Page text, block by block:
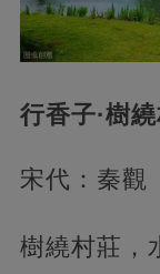
行香子·樹
宋代：秦觀
樹繞村莊，